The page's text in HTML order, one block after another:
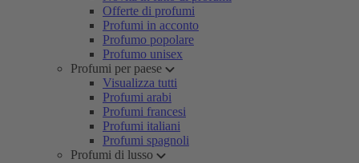
Offerte di profumi
Profumi in acconto
Profumo popolare
Profumo unisex
Profumi per paese
Visualizza tutti
Profumi arabi
Profumi francesi
Profumi italiani
Profumi spagnoli
Profumi di lusso